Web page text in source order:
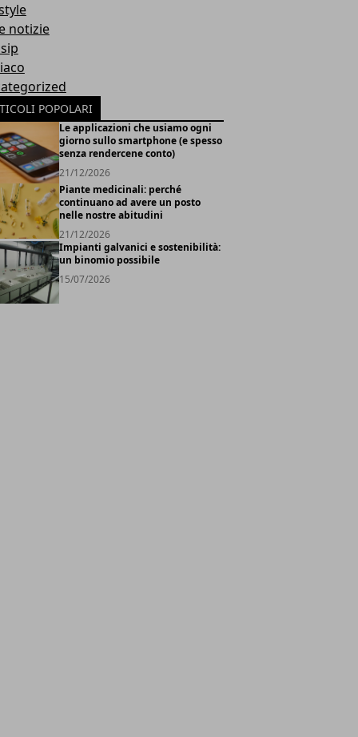
notizie
POPOLARI
Le applicazioni che usiamo ogni
giorno sullo smartphone (e spesso
senza rendercene conto)
21/12/2026
Piante medicinali: perché
continuano ad avere un posto
nelle nostre abitudini
21/12/2026
Impianti galvanici e sostenibilità:
un binomio possibile
15/07/2026